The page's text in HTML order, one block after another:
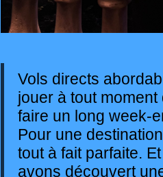
Vols directs
jouer à tout
faire un long week-
Pour une
tout à fait parfaite.
avons découvert